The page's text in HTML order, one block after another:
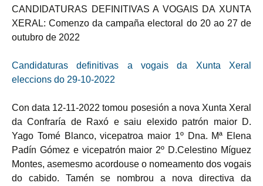
CANDIDATURAS DEFINITIVAS A VOGAIS DA XUNTA
XERAL: Comenzo da campaña electoral do 20 ao 27 de
outubro de 2022
Candidaturas definitivas a vogais da Xunta Xeral
eleccions do 29-10-2022
Con data 12-11-2022 tomou posesión a nova Xunta Xeral
da Confraría de Raxó e saiu elexido patrón maior D.
Yago Tomé Blanco, vicepatroa maior 1º Dna. Mª Elena
Padín Gómez e vicepatrón maior 2º D.Celestino Míguez
Montes, asemesmo acordouse o nomeamento dos vogais
do cabido. Tamén se nombrou a nova directiva da